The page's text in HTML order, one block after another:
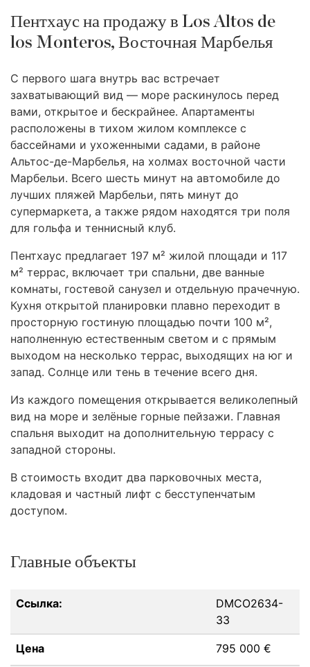
Пентхаус на продажу в Los Altos de
los Monteros, Восточная Марбелья
С первого шага внутрь вас встречает
захватывающий вид — море раскинулось перед
вами, открытое и бескрайнее. Апартаменты
расположены в тихом жилом комплексе с
бассейнами и ухоженными садами, в районе
Альтос-де-Марбелья, на холмах восточной части
Марбельи. Всего шесть минут на автомобиле до
лучших пляжей Марбельи, пять минут до
супермаркета, а также рядом находятся три поля
для гольфа и теннисный клуб.
Пентхаус предлагает 197 м² жилой площади и 117
м² террас, включает три спальни, две ванные
комнаты, гостевой санузел и отдельную прачечную.
Кухня открытой планировки плавно переходит в
просторную гостиную площадью почти 100 м²,
наполненную естественным светом и с прямым
выходом на несколько террас, выходящих на юг и
запад. Солнце или тень в течение всего дня.
Из каждого помещения открывается великолепный
вид на море и зелёные горные пейзажи. Главная
спальня выходит на дополнительную террасу с
западной стороны.
В стоимость входит два парковочных места,
кладовая и частный лифт с бесступенчатым
доступом.
Главные объекты
Ссылка:
DMCO2634-
33
Цена 795 000 €